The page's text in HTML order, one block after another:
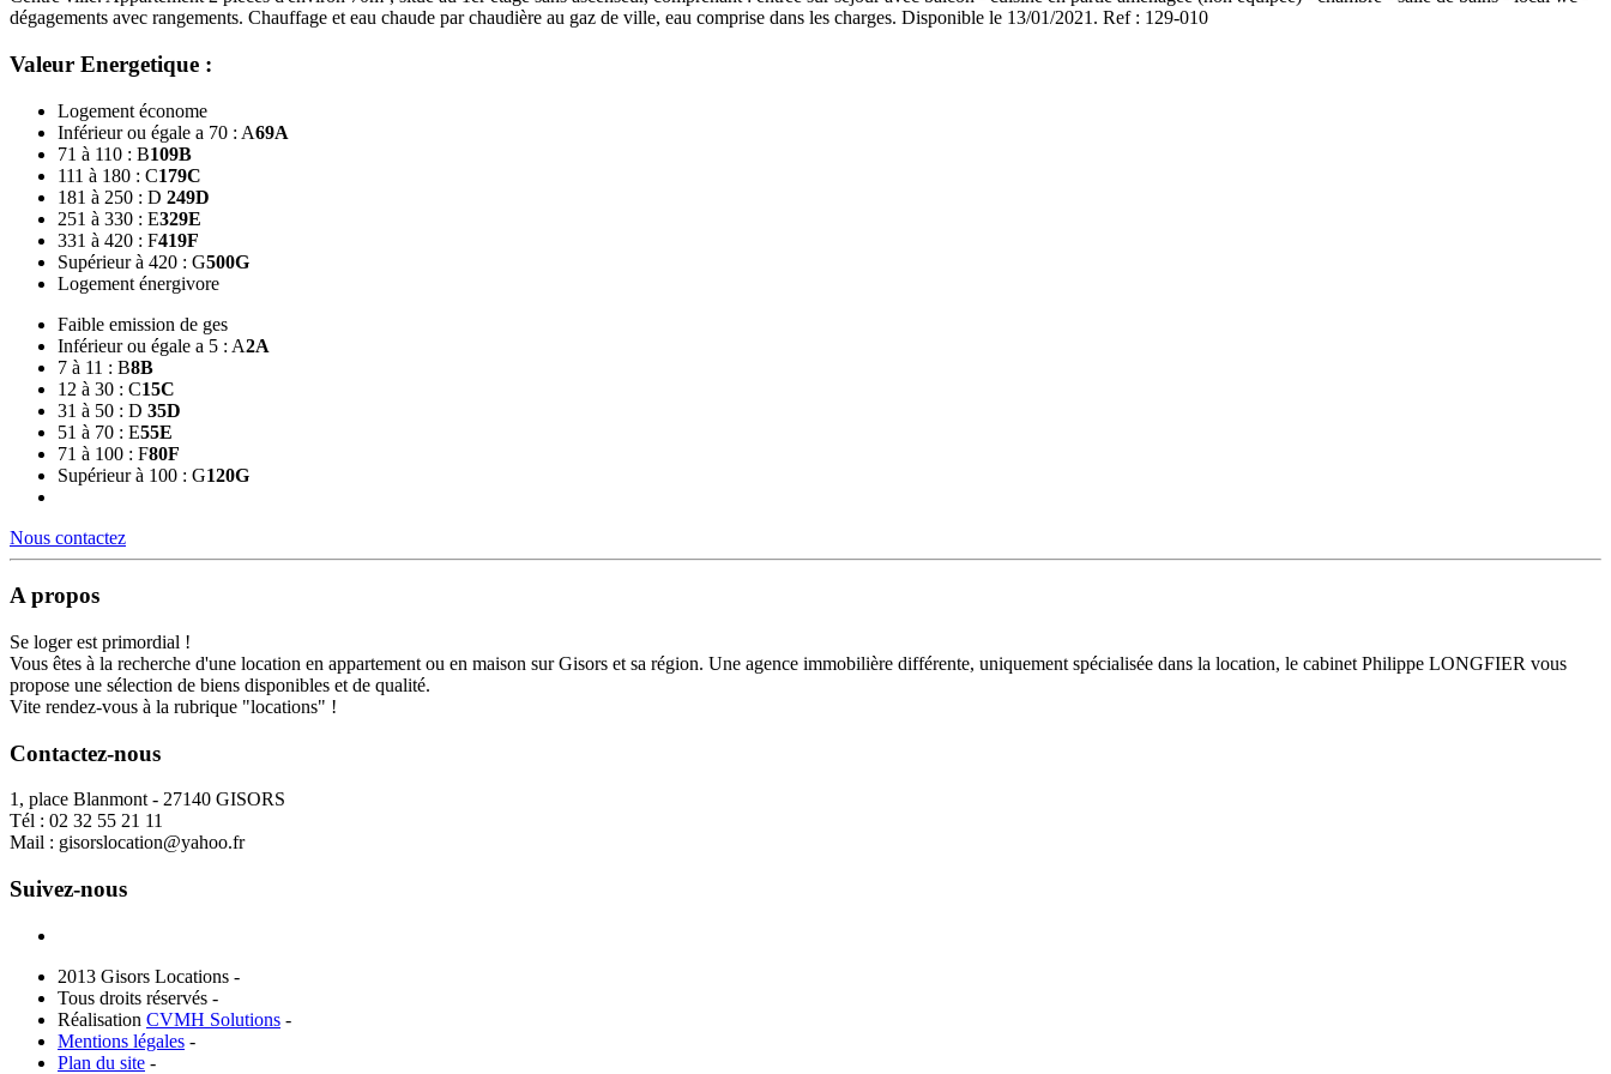
dégagements avec rangements. Chauffage et eau chaude par chaudière au gaz de ville, eau comprise dans les charges. Disponible le 13/01/2021. Ref : 129-010
Valeur Energetique :
Logement économe
Inférieur ou égale a 70 : A69A
71 à 110 : B109B
111 à 180 : C179C
181 à 250 : D 249D
251 à 330 : E329E
331 à 420 : F419F
Supérieur à 420 : G500G
Logement énergivore
Faible emission de ges
Inférieur ou égale a 5 : A2A
7 à 11 : B8B
12 à 30 : C15C
31 à 50 : D 35D
51 à 70 : E55E
71 à 100 : F80F
Supérieur à 100 : G120G
Nous contactez
A propos
Se loger est primordial !
Vous êtes à la recherche d'une location en appartement ou en maison sur Gisors et sa région. Une agence immobilière différente, uniquement spécialisée dans la location, le cabinet Philippe LONGFIER vous
propose une sélection de biens disponibles et de qualité.
Vite rendez-vous à la rubrique "locations" !
Contactez-nous
1, place Blanmont - 27140 GISORS
Tél : 02 32 55 21 11
Mail : gisorslocation@yahoo.fr
Suivez-nous
2013 Gisors Locations -
Tous droits réservés -
Réalisation CVMH Solutions -
Mentions légales -
Plan du site -